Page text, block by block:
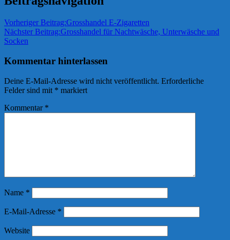
Vorheriger Beitrag:Grosshandel E-Zigaretten
Nächster Beitrag:Grosshandel für Nachtwäsche, Unterwäsche und
Socken
Kommentar hinterlassen
Deine E-Mail-Adresse wird nicht veröffentlicht. Erforderliche
Felder sind mit * markiert
Kommentar *
Name *
E-Mail-Adresse *
Website